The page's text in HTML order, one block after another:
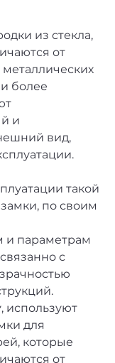
из стекла,
от
более
и
вид,
такой
по своим
и параметрам
с
используют
для
которые
от